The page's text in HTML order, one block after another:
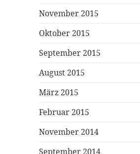
November 2015
Oktober 2015
September 2015
August 2015
März 2015
Februar 2015
November 2014
September 2014